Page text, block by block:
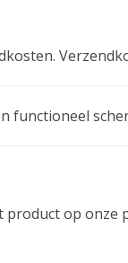
functioneel
product op onze